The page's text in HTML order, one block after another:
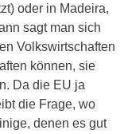
oder in Madeira,
sagt man sich
Volkswirtschaften
können, sie
Da die EU ja
die Frage, wo
denen es gut